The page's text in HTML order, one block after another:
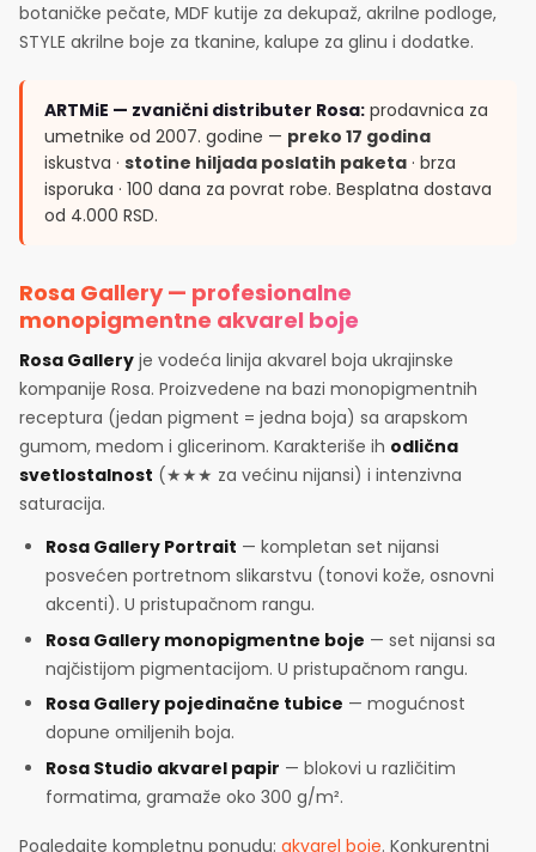
botaničke pečate, MDF kutije za dekupaž, akrilne podloge,
STYLE akrilne boje za tkanine, kalupe za glinu i dodatke.
ARTMiE — zvanični distributer Rosa: prodavnica za
umetnike od 2007. godine — preko 17 godina
iskustva · stotine hiljada poslatih paketa · brza
isporuka · 100 dana za povrat robe. Besplatna dostava
od 4.000 RSD.
Rosa Gallery — profesionalne
monopigmentne akvarel boje
Rosa Gallery je vodeća linija akvarel boja ukrajinske
kompanije Rosa. Proizvedene na bazi monopigmentnih
receptura (jedan pigment = jedna boja) sa arapskom
gumom, medom i glicerinom. Karakteriše ih odlična
svetlostalnost (★★★ za većinu nijansi) i intenzivna
saturacija.
Rosa Gallery Portrait — kompletan set nijansi
posvećen portretnom slikarstvu (tonovi kože, osnovni
akcenti). U pristupačnom rangu.
Rosa Gallery monopigmentne boje — set nijansi sa
najčistijom pigmentacijom. U pristupačnom rangu.
Rosa Gallery pojedinačne tubice — mogućnost
dopune omiljenih boja.
Rosa Studio akvarel papir — blokovi u različitim
formatima, gramaže oko 300 g/m².
Pogledajte kompletnu ponudu: akvarel boje. Konkurentni